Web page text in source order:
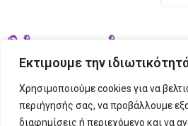
Εκτιμουμε την
Χρησιμοποιούμε cookies για να
περιήγησής σας, να προβάλλουμε
διαφημίσεις ή περιεχόμενο και να